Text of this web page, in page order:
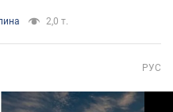
2,0 т.
РУС